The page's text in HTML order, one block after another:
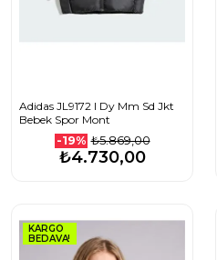
Adidas JL9172 I Dy Mm Sd Jkt
Bebek Spor Mont
-19% ₺5.869,00
₺4.730,00
KARGO
BEDAVA!